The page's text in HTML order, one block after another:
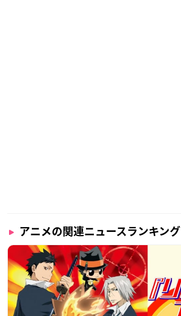
アニメの関連ニュースランキング